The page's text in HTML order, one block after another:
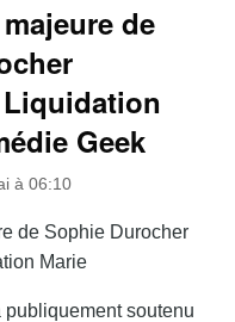
de
Geek
à 06:10
de Sophie Durocher
Marie
soutenu